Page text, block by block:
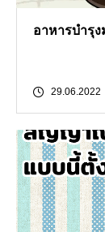
อาหารบำรุ
29.06.2022